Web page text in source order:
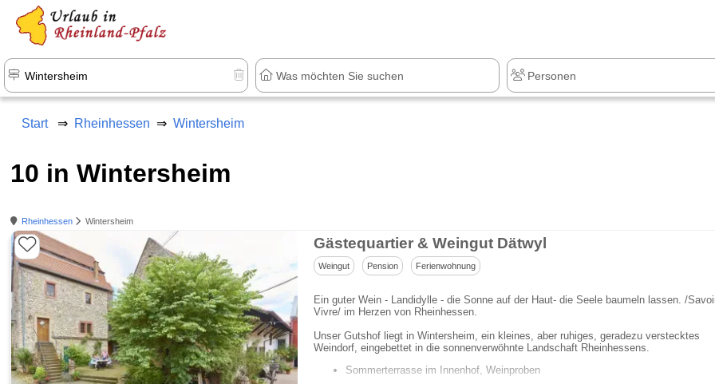
Start Rheinhessen Wintersheim
10 in Wintersheim
Rheinhessen Wintersheim
Gästequartier & Weingut Dätwyl
Weingut Pension Ferienwohnung
Ein guter Wein - Landidylle - die Sonne auf der Haut- die Seele baumeln lassen. /
Vivre/ im Herzen von Rheinhessen.
Unser Gutshof liegt in Wintersheim, ein kleines, aber ruhiges, geradezu verstecktes
Weindorf, eingebettet in die sonnenverwöhnte Landschaft Rheinhessens.
Sommerterrasse im Innenhof, Weinproben